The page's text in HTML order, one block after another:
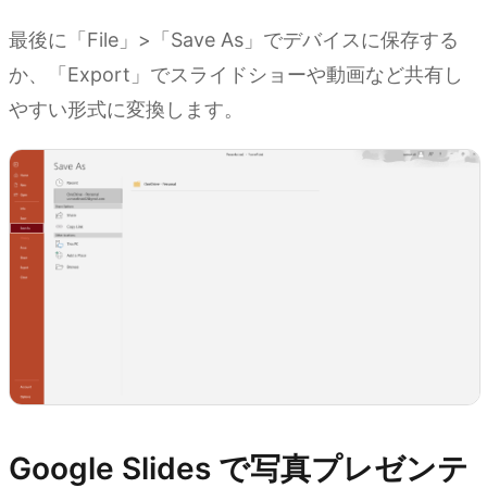
最後に「File」>「Save As」でデバイスに保存する
か、「Export」でスライドショーや動画など共有し
やすい形式に変換します。
Google Slides で写真プレゼンテ